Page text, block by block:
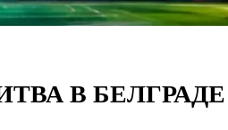
В БЕЛГРАДЕ